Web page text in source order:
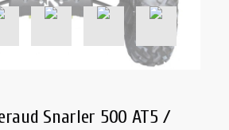
Snarler 500 AT5 /